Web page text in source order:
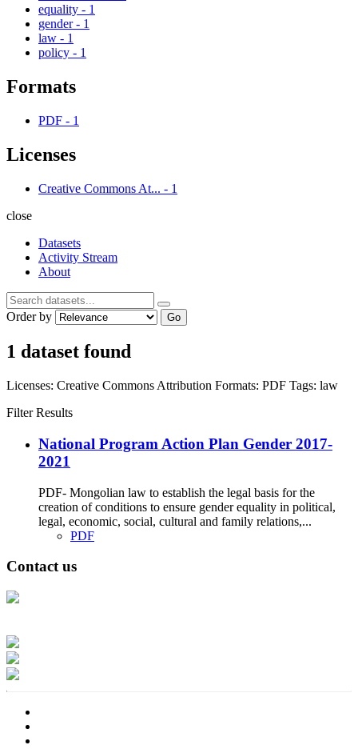
equality - 1
gender - 1
law - 1
policy - 1
Formats
PDF - 1
Licenses
Creative Commons At... - 1
close
Datasets
Activity Stream
About
Order by Go
1 dataset found
Licenses: Creative Commons Attribution Formats: PDF Tags: law
Filter Results
National Program Action Plan Gender 2017-
2021
PDF- Mongolian law to establish the legal basis for the
creation of conditions to ensure gender equality in political,
legal, economic, social, cultural and family relations,...
PDF
Contact us